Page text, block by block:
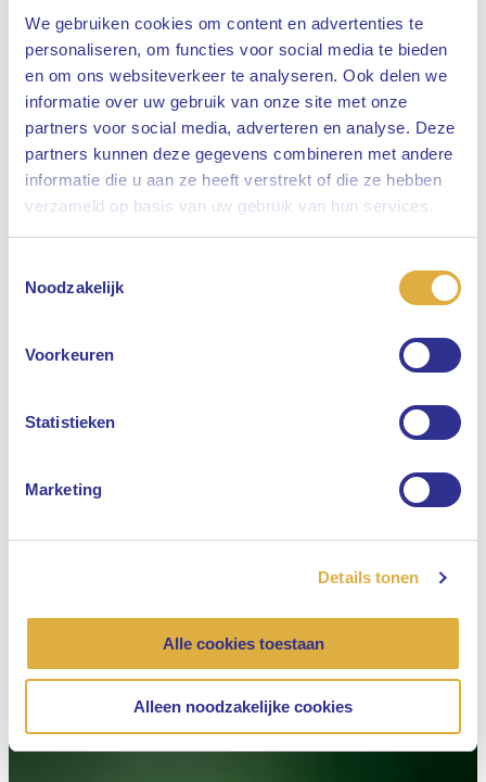
We gebruiken cookies om content en advertenties te
personaliseren, om functies voor social media te bieden
en om ons websiteverkeer te analyseren. Ook delen we
informatie over uw gebruik van onze site met onze
partners voor social media, adverteren en analyse. Deze
partners kunnen deze gegevens combineren met andere
informatie die u aan ze heeft verstrekt of die ze hebben
verzameld op basis van uw gebruik van hun services.
Noodzakelijk
Voorkeuren
Statistieken
Marketing
Details tonen
Alle cookies toestaan
Alleen noodzakelijke cookies
Sluiten